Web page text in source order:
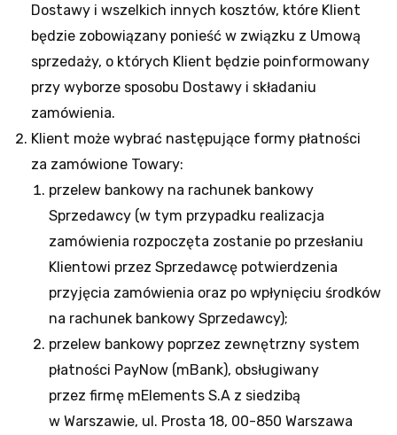
Dostawy i wszelkich innych kosztów, które Klient
będzie zobowiązany ponieść w związku z Umową
sprzedaży, o których Klient będzie poinformowany
przy wyborze sposobu Dostawy i składaniu
zamówienia.
Klient może wybrać następujące formy płatności
za zamówione Towary:
przelew bankowy na rachunek bankowy
Sprzedawcy (w tym przypadku realizacja
zamówienia rozpoczęta zostanie po przesłaniu
Klientowi przez Sprzedawcę potwierdzenia
przyjęcia zamówienia oraz po wpłynięciu środków
na rachunek bankowy Sprzedawcy);
przelew bankowy poprzez zewnętrzny system
płatności PayNow (mBank), obsługiwany
przez firmę mElements S.A z siedzibą
w Warszawie, ul. Prosta 18, 00-850 Warszawa